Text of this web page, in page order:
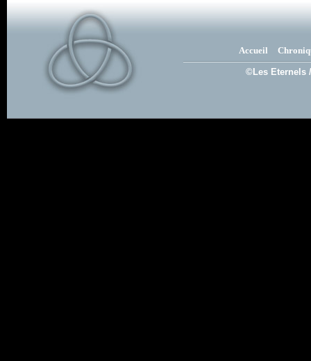
Accueil
©Les Eternels